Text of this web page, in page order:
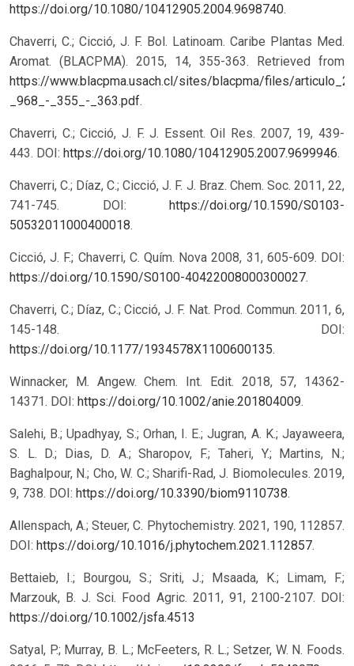
https://doi.org/10.1080/10412905.2004.9698740.
Chaverri, C.; Cicció, J. F. Bol. Latinoam. Caribe Plantas Med.
Aromat. (BLACPMA). 2015, 14, 355-363. Retrieved from
https://www.blacpma.usach.cl/sites/blacpma/files/
_968_-_355_-_363.pdf.
Chaverri, C.; Cicció, J. F. J. Essent. Oil Res. 2007, 19, 439-
443. DOI: https://doi.org/10.1080/10412905.2007.9699946.
Chaverri, C.; Díaz, C.; Cicció, J. F. J. Braz. Chem. Soc. 2011, 22,
741-745. DOI: https://doi.org/10.1590/S0103-
50532011000400018.
Cicció, J. F.; Chaverri, C. Quím. Nova 2008, 31, 605-609. DOI:
https://doi.org/10.1590/S0100-40422008000300027.
Chaverri, C.; Díaz, C.; Cicció, J. F. Nat. Prod. Commun. 2011, 6,
145-148. DOI:
https://doi.org/10.1177/1934578X1100600135.
Winnacker, M. Angew. Chem. Int. Edit. 2018, 57, 14362-
14371. DOI: https://doi.org/10.1002/anie.201804009.
Salehi, B.; Upadhyay, S.; Orhan, I. E.; Jugran, A. K.; Jayaweera,
S. L. D.; Dias, D. A.; Sharopov, F.; Taheri, Y.; Martins, N.;
Baghalpour, N.; Cho, W. C.; Sharifi-Rad, J. Biomolecules. 2019,
9, 738. DOI: https://doi.org/10.3390/biom9110738.
Allenspach, A.; Steuer, C. Phytochemistry. 2021, 190, 112857.
DOI: https://doi.org/10.1016/j.phytochem.2021.112857.
Bettaieb, I.; Bourgou, S.; Sriti, J.; Msaada, K.; Limam, F.;
Marzouk, B. J. Sci. Food Agric. 2011, 91, 2100-2107. DOI:
https://doi.org/10.1002/jsfa.4513
Satyal, P.; Murray, B. L.; McFeeters, R. L.; Setzer, W. N. Foods.